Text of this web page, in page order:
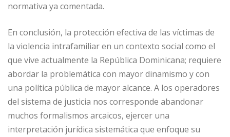
normativa ya comentada.
En conclusión, la protección efectiva de las víctimas de
la violencia intrafamiliar en un contexto social como el
que vive actualmente la República Dominicana; requiere
abordar la problemática con mayor dinamismo y con
una política pública de mayor alcance. A los operadores
del sistema de justicia nos corresponde abandonar
muchos formalismos arcaicos, ejercer una
interpretación jurídica sistemática que enfoque su